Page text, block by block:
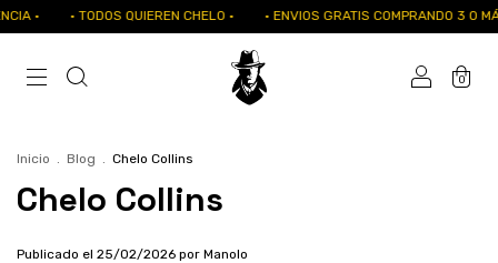
· · TODOS QUIEREN CHELO · · ENVIOS GRATIS COMPRANDO 3 O
0
Inicio . Blog . Chelo Collins
Chelo Collins
Publicado el 25/02/2026 por Manolo